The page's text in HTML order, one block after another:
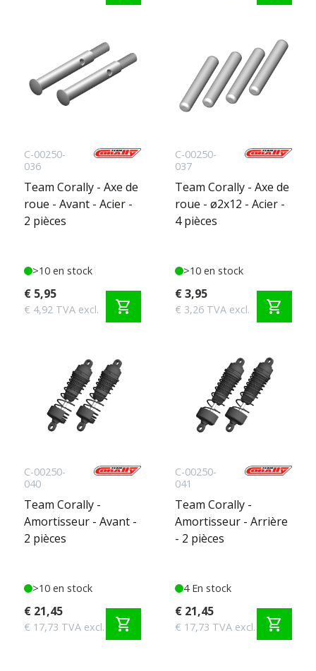
C-00250-
036
Team Corally - Axe de
roue - Avant - Acier -
2 pièces
>10 en stock
€ 5,95
€ 4,92 TVA excl. shopping_cart
C-00250-
037
Team Corally - Axe de
roue - ø2x12 - Acier -
4 pièces
>10 en stock
€ 3,95
€ 3,26 TVA excl. shopping_cart
C-00250-
040
Team Corally -
Amortisseur - Avant -
2 pièces
>10 en stock
€ 21,45
€ 17,73 TVA excl. shopping_cart
C-00250-
041
Team Corally -
Amortisseur - Arrière
- 2 pièces
4 En stock
€ 21,45
€ 17,73 TVA excl. shopping_cart